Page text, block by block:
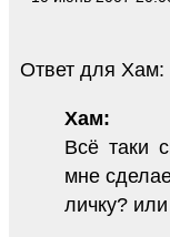
Ответ для Хам:
Хам:
Всё таки
мне
личку?